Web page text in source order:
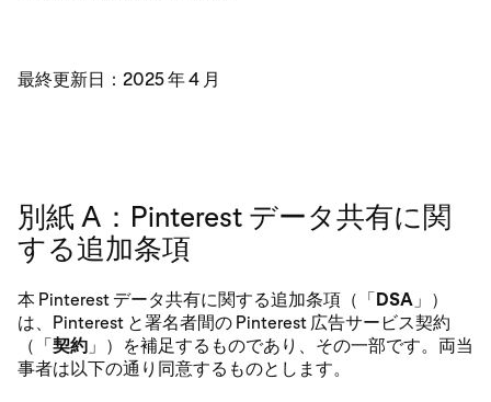
最終更新日：2025 年 4 月
別紙 A：Pinterest データ共有に関
する追加条項
本 Pinterest データ共有に関する追加条項（「DSA 」）
は、Pinterest と署名者間の Pinterest 広告サービス契約
（「契約 」）を補足するものであり、その一部です。両当
事者は以下の通り同意するものとします。